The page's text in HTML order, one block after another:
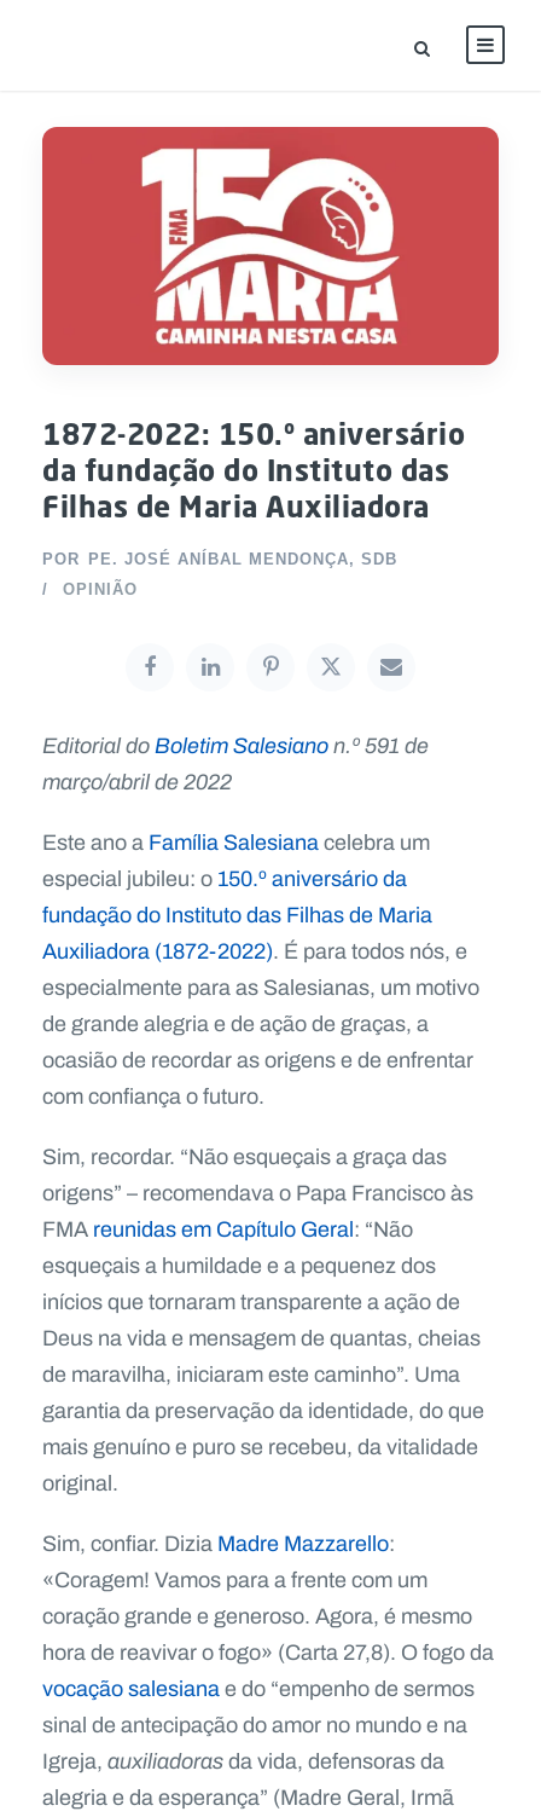
1872-2022: 150.º aniversário
da fundação do Instituto das
Filhas de Maria Auxiliadora
POR
PE. JOSÉ ANÍBAL MENDONÇA, SDB
OPINIÃO
Editorial doBoletim Salesianon.º591 de
março/abril de 2022
Este ano aFamília Salesianacelebra um
especial jubileu: o150.º aniversário da
fundação do Instituto das Filhas de Maria
Auxiliadora (1872-2022). É para todos nós, e
especialmente para as Salesianas, um motivo
de grande alegria e de ação de graças, a
ocasião de recordar as origens e de enfrentar
com confiança o futuro.
Sim, recordar. “Não esqueçais a graça das
origens” – recomendava o Papa Francisco às
FMAreunidas em Capítulo Geral: “Não
esqueçais a humildade e a pequenez dos
inícios que tornaram transparente a ação de
Deus na vida e mensagem de quantas, cheias
de maravilha, iniciaram este caminho”. Uma
garantia da preservação da identidade, do que
mais genuíno e puro se recebeu, da vitalidade
original.
Sim, confiar. DiziaMadre Mazzarello:
«Coragem! Vamos para a frente com um
coração grande e generoso. Agora, é mesmo
hora de reavivar o fogo» (Carta 27,8). O fogo da
vocação salesianae do “empenho de sermos
sinal de antecipação do amor no mundo e na
Igreja,auxiliadorasda vida, defensoras da
alegria e da esperança” (Madre Geral, Irmã